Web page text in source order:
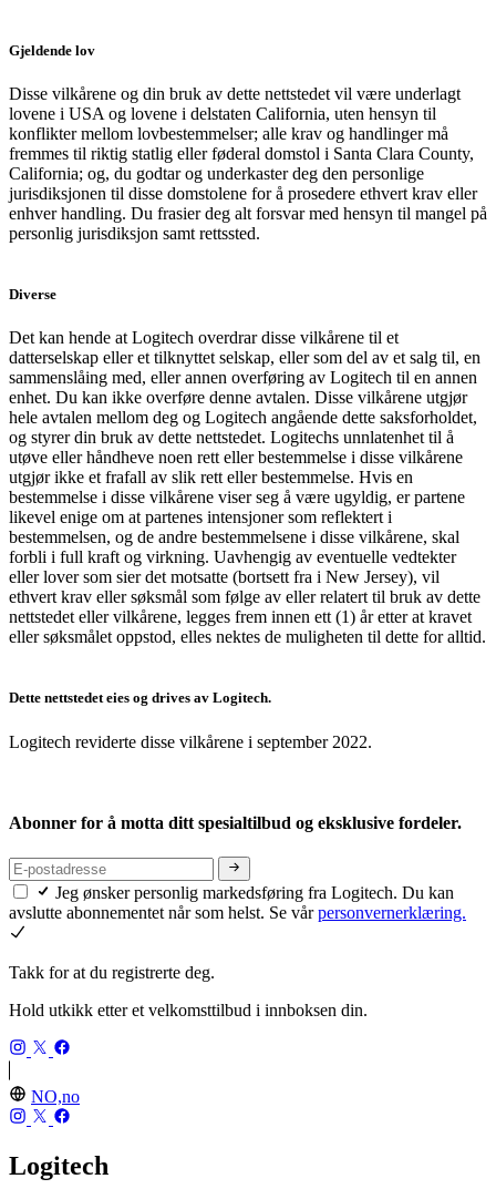
Gjeldende lov
Disse vilkårene og din bruk av dette nettstedet vil være underlagt
lovene i USA og lovene i delstaten California, uten hensyn til
konflikter mellom lovbestemmelser; alle krav og handlinger må
fremmes til riktig statlig eller føderal domstol i Santa Clara County,
California; og, du godtar og underkaster deg den personlige
jurisdiksjonen til disse domstolene for å prosedere ethvert krav eller
enhver handling. Du frasier deg alt forsvar med hensyn til mangel på
personlig jurisdiksjon samt rettssted.
Diverse
Det kan hende at Logitech overdrar disse vilkårene til et
datterselskap eller et tilknyttet selskap, eller som del av et salg til, en
sammenslåing med, eller annen overføring av Logitech til en annen
enhet. Du kan ikke overføre denne avtalen. Disse vilkårene utgjør
hele avtalen mellom deg og Logitech angående dette saksforholdet,
og styrer din bruk av dette nettstedet. Logitechs unnlatenhet til å
utøve eller håndheve noen rett eller bestemmelse i disse vilkårene
utgjør ikke et frafall av slik rett eller bestemmelse. Hvis en
bestemmelse i disse vilkårene viser seg å være ugyldig, er partene
likevel enige om at partenes intensjoner som reflektert i
bestemmelsen, og de andre bestemmelsene i disse vilkårene, skal
forbli i full kraft og virkning. Uavhengig av eventuelle vedtekter
eller lover som sier det motsatte (bortsett fra i New Jersey), vil
ethvert krav eller søksmål som følge av eller relatert til bruk av dette
nettstedet eller vilkårene, legges frem innen ett (1) år etter at kravet
eller søksmålet oppstod, elles nektes de muligheten til dette for alltid.
Dette nettstedet eies og drives av Logitech.
Logitech reviderte disse vilkårene i september 2022.
Abonner for å motta ditt spesialtilbud og eksklusive fordeler.
Jeg ønsker personlig markedsføring fra Logitech. Du kan
avslutte abonnementet når som helst. Se vårpersonvernerklæring.
Takk for at du registrerte deg.
Hold utkikk etter et velkomsttilbud i innboksen din.
NO,no
Logitech